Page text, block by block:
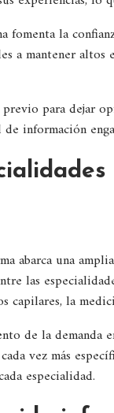
fomenta la
a mantener altos
para dejar
información
abarca una
las
capilares, la
de la demanda
vez más
especialidad.